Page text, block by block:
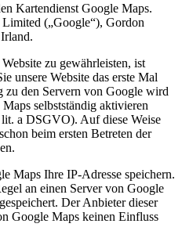
Kartendienst Google Maps.
(„Google“), Gordon
zu gewährleisten, ist
unsere Website das erste Mal
zu den Servern von Google wird
selbstständig aktivieren
a DSGVO). Auf diese Weise
beim ersten Betreten der
Maps Ihre IP-Adresse speichern.
an einen Server von Google
Der Anbieter dieser
Google Maps keinen Einfluss